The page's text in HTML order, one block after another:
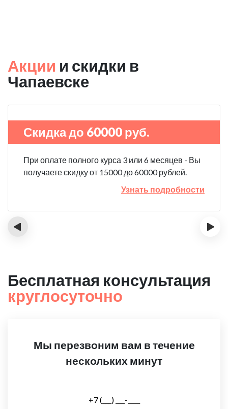
Акции и скидки в
Чапаевске
Скидка до 60000 руб.
При оплате полного курса 3 или 6 месяцев - Вы
получаете скидку от 15000 до 60000 рублей.
Узнать подробности
‹ ›
Бесплатная консультация
круглосуточно
Мы перезвоним вам в течение
нескольких минут